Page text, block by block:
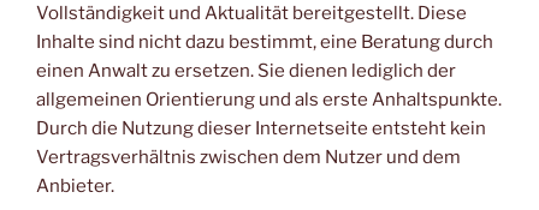
Vollständigkeit und Aktualität bereitgestellt. Diese
Inhalte sind nicht dazu bestimmt, eine Beratung durch
einen Anwalt zu ersetzen. Sie dienen lediglich der
allgemeinen Orientierung und als erste Anhaltspunkte.
Durch die Nutzung dieser Internetseite entsteht kein
Vertragsverhältnis zwischen dem Nutzer und dem
Anbieter.